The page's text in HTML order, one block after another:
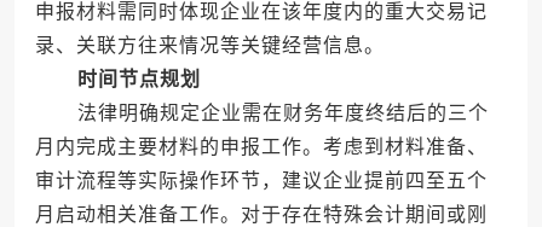
申报材料需同时体现企业在该年度内的重大交易记
录、关联方往来情况等关键经营信息。
时间节点规划
法律明确规定企业需在财务年度终结后的三个
月内完成主要材料的申报工作。考虑到材料准备、
审计流程等实际操作环节，建议企业提前四至五个
月启动相关准备工作。对于存在特殊会计期间或刚